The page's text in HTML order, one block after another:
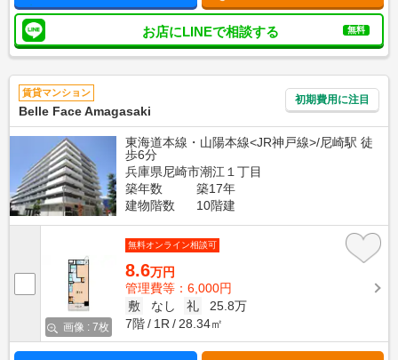
お店にLINEで相談する 無料
賃貸マンション
Belle Face Amagasaki
初期費用に注目
東海道本線・山陽本線<JR神戸線>/尼崎駅 徒
歩6分
兵庫県尼崎市潮江１丁目
築年数
築17年
建物階数
10階建
画像 : 7枚
無料オンライン相談可
8.6万円
管理費等：6,000円
敷
なし 礼
25.8万
7階
1R 28.34㎡